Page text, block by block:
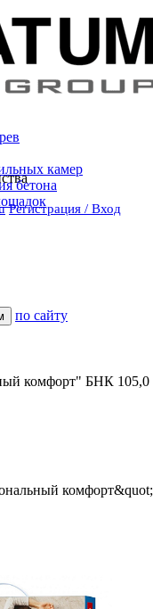
Регистрация / Вход
камер
бетона
по сайту
комфорт" БНК 105,0